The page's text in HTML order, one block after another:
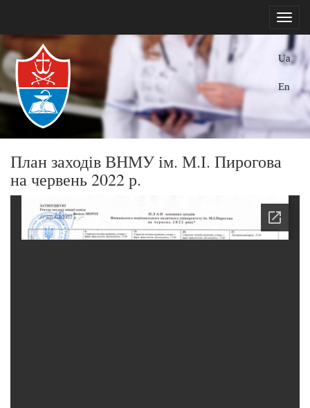
Ua
En
План заходів ВНМУ ім. М.І. Пирогова
на червень 2022 р.